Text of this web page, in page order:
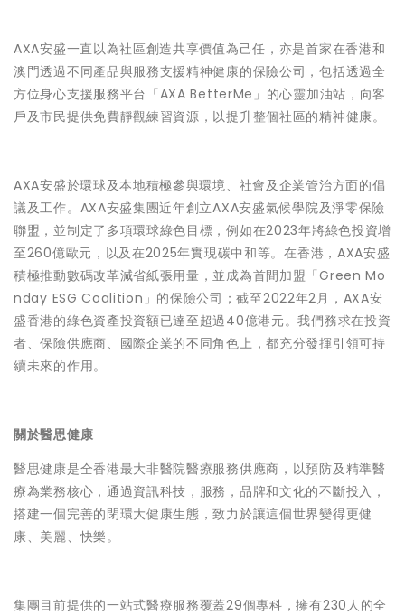
AXA安盛一直以為社區創造共享價值為己任，亦是首家在香港和
澳門透過不同產品與服務支援精神健康的保險公司，包括透過全
方位身心支援服務平台「AXA BetterMe」的心靈加油站，向客
戶及市民提供免費靜觀練習資源，以提升整個社區的精神健康。
AXA安盛於環球及本地積極參與環境、社會及企業管治方面的倡
議及工作。AXA安盛集團近年創立AXA安盛氣候學院及淨零保險
聯盟，並制定了多項環球綠色目標，例如在2023年將綠色投資增
至260億歐元，以及在2025年實現碳中和等。在香港，AXA安盛
積極推動數碼改革減省紙張用量，並成為首間加盟「Green Mo
nday ESG Coalition」的保險公司；截至2022年2月，AXA安
盛香港的綠色資產投資額已達至超過40億港元。我們務求在投資
者、保險供應商、國際企業的不同角色上，都充分發揮引領可持
續未來的作用。
關於醫思健康
醫思健康是全香港最大非醫院醫療服務供應商，以預防及精準醫
療為業務核心，通過資訊科技，服務，品牌和文化的不斷投入，
搭建一個完善的閉環大健康生態，致力於讓這個世界變得更健
康、美麗、快樂。
集團目前提供的一站式醫療服務覆蓋29個專科，擁有230人的全